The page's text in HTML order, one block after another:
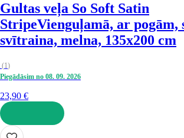
Gultas veļa So Soft Satin
StripeVienguļamā, ar pogām,
svītraina, melna, 135x200 cm
(1)
Piegādāsim no 08. 09. 2026
23,90 €
LIKT GROZĀ